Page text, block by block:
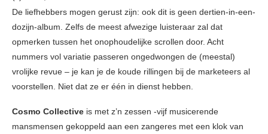
De liefhebbers mogen gerust zijn: ook dit is geen dertien-in-een-
dozijn-album. Zelfs de meest afwezige luisteraar zal dat
opmerken tussen het onophoudelijke scrollen door. Acht
nummers vol variatie passeren ongedwongen de (meestal)
vrolijke revue – je kan je de koude rillingen bij de marketeers al
voorstellen. Niet dat ze er één in dienst hebben.
Cosmo Collective is met z’n zessen -vijf musicerende
mansmensen gekoppeld aan een zangeres met een klok van